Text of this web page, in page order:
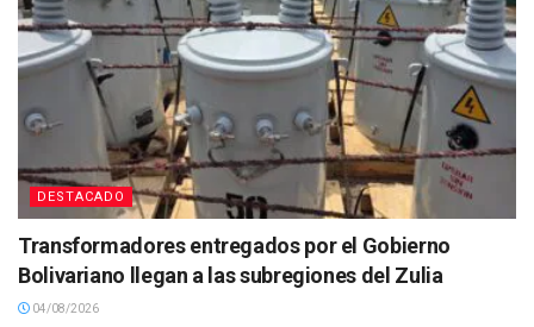
DESTACADO
Transformadores entregados por el Gobierno
Bolivariano llegan a las subregiones del Zulia
04/08/2026